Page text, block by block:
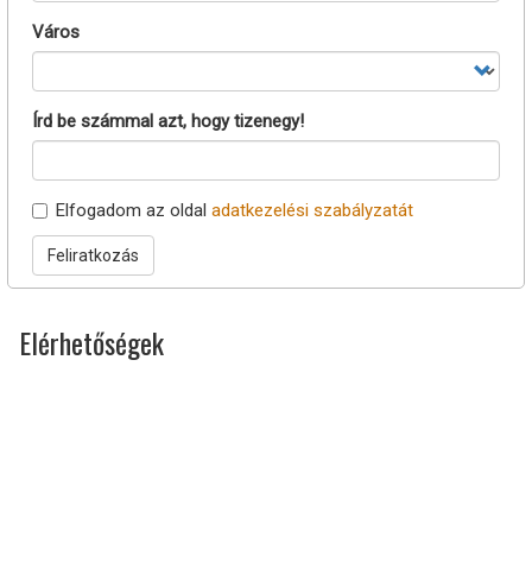
Város
Írd be számmal azt, hogy tizenegy!
Elfogadom az oldal adatkezelési szabályzatát
Feliratkozás
Elérhetőségek